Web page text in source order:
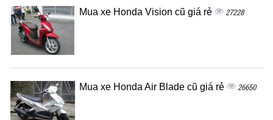
Mua xe Honda Vision cũ giá rẻ 27228
Mua xe Honda Air Blade cũ giá rẻ 26650